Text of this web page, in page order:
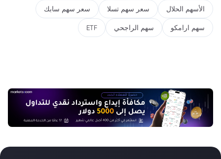
الأسهم الحلال سعر سهم تسلا سعر سهم سابك
سهم ارامكو سهم الراجحي ETF